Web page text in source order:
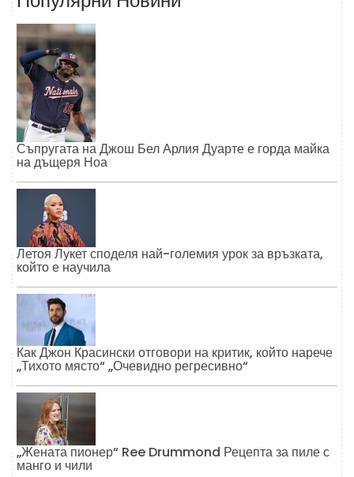
Съпругата на Джош Бел Арлия Дуарте е горда майка
на дъщеря Ноа
Летоя Лукет споделя най-големия урок за връзката,
който е научила
Как Джон Красински отговори на критик, който нарече
„Тихото място“ „Очевидно регресивно“
„Жената пионер“ Ree Drummond Рецепта за пиле с
манго и чили